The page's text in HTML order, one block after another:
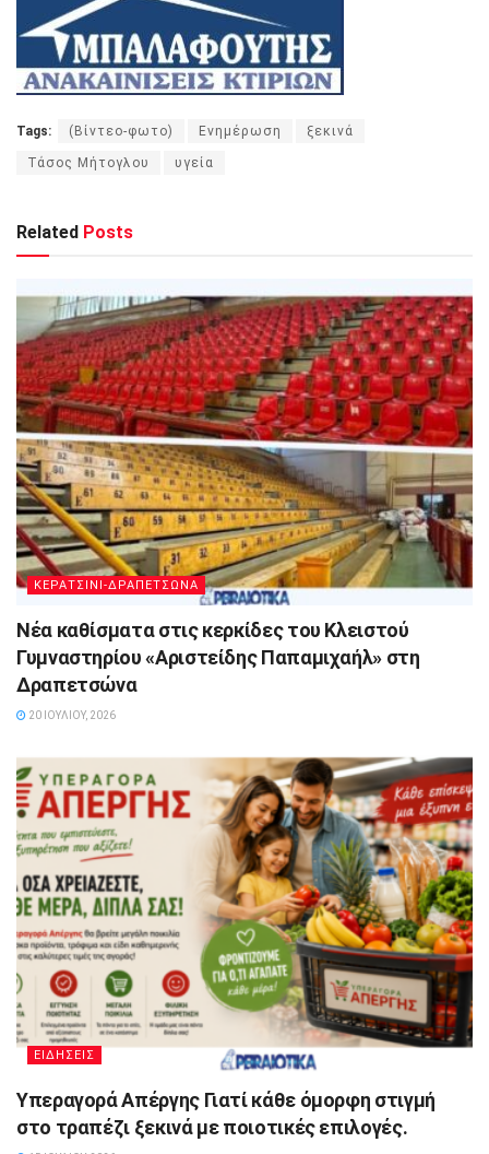
Tags: (Βίντεο-φωτο) Ενημέρωση ξεκινά
Τάσος Μήτογλου υγεία
Related Posts
ΚΕΡΑΤΣΙΝΙ-ΔΡΑΠΕΤΣΩΝΑ
Νέα καθίσματα στις κερκίδες του Κλειστού
Γυμναστηρίου «Αριστείδης Παπαμιχαήλ» στη
Δραπετσώνα
20 ΙΟΥΛΊΟΥ, 2026
ΕΙΔΗΣΕΙΣ
Υπεραγορά Απέργης Γιατί κάθε όμορφη στιγμή
στο τραπέζι ξεκινά με ποιοτικές επιλογές.